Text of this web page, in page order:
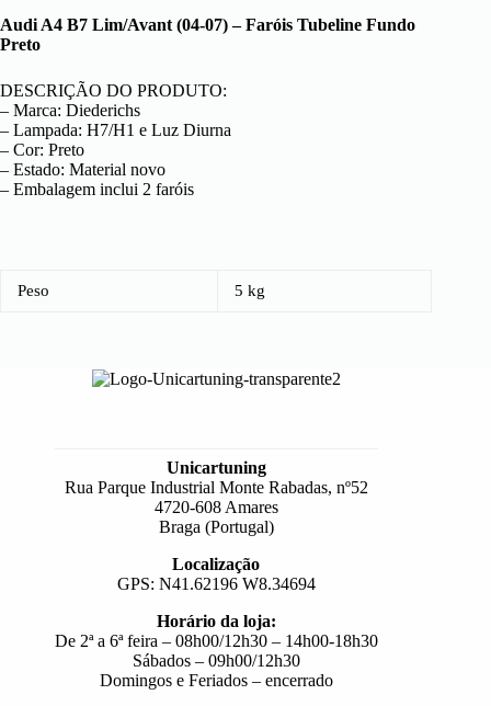
Audi A4 B7 Lim/Avant (04-07) – Faróis Tubeline Fundo
Preto
DESCRIÇÃO DO PRODUTO:
– Marca: Diederichs
– Lampada: H7/H1 e Luz Diurna
– Cor: Preto
– Estado: Material novo
– Embalagem inclui 2 faróis
Peso 5 kg
Unicartuning
Rua Parque Industrial Monte Rabadas, nº52
4720-608 Amares
Braga (Portugal)
Localização
GPS: N41.62196 W8.34694
Horário da loja:
De 2ª a 6ª feira – 08h00/12h30 – 14h00-18h30
Sábados – 09h00/12h30
Domingos e Feriados – encerrado